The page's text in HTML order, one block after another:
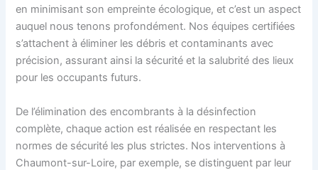
en minimisant son empreinte écologique, et c’est un aspect
auquel nous tenons profondément. Nos équipes certifiées
s’attachent à éliminer les débris et contaminants avec
précision, assurant ainsi la sécurité et la salubrité des lieux
pour les occupants futurs.
De l’élimination des encombrants à la désinfection
complète, chaque action est réalisée en respectant les
normes de sécurité les plus strictes. Nos interventions à
Chaumont-sur-Loire, par exemple, se distinguent par leur